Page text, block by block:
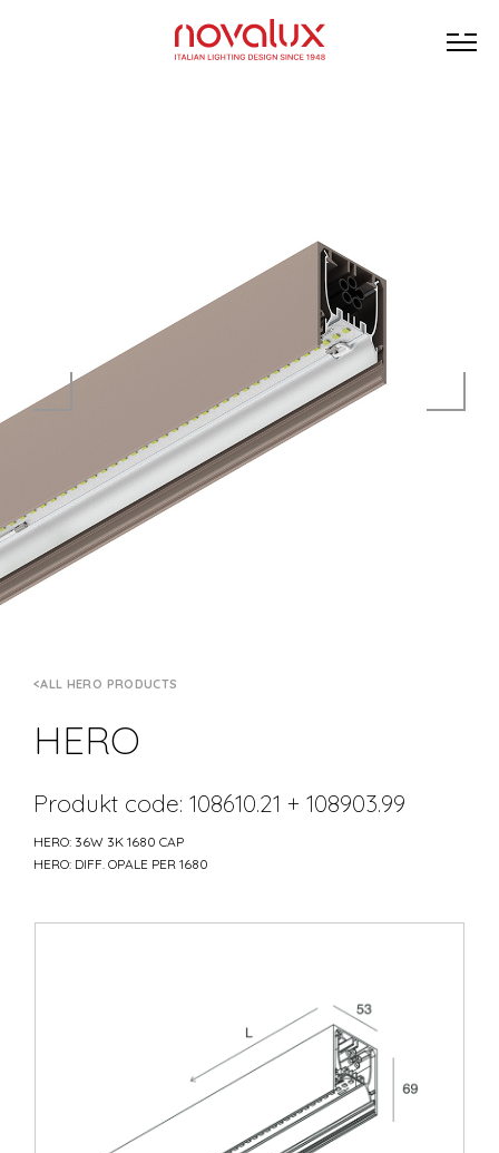
ALL HERO PRODUCTS
HERO
Produkt code: 108610.21 + 108903.99
HERO: 36W 3K 1680 CAP
HERO: DIFF. OPALE PER 1680